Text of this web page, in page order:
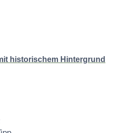
historischem Hintergrund